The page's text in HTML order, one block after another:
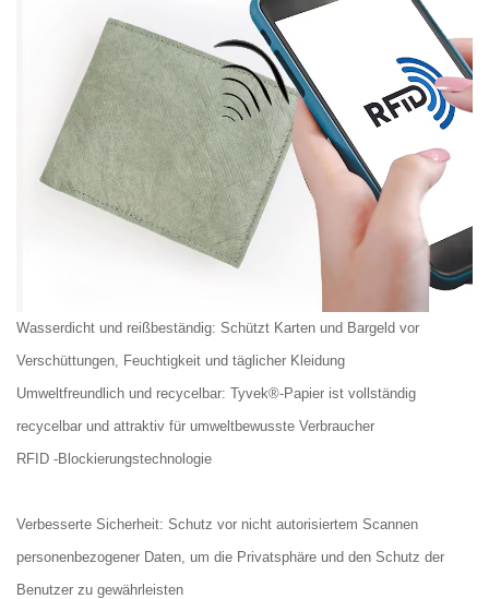
Wasserdicht und reißbeständig: Schützt Karten und Bargeld vor
Verschüttungen, Feuchtigkeit und täglicher Kleidung
Umweltfreundlich und recycelbar: Tyvek®-Papier ist vollständig
recycelbar und attraktiv für umweltbewusste Verbraucher
RFID -Blockierungstechnologie
Verbesserte Sicherheit: Schutz vor nicht autorisiertem Scannen
personenbezogener Daten, um die Privatsphäre und den Schutz der
Benutzer zu gewährleisten